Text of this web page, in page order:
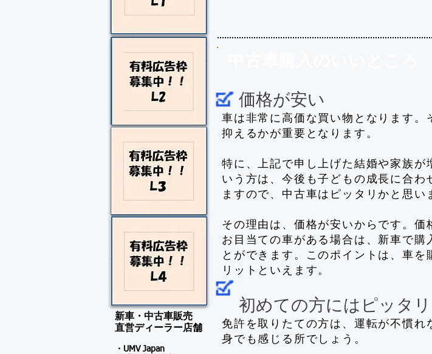
価格が安い
車は非常に高価な買い物となります。
抑えるかが重要となります。
特に、上記で申し上げた結婚や家族が
いう方は、今後も子どもの成長に合わ
ますので、中古車はピッタリかと思い
その理由は、価格が安いからです。価
お目当ての車がある場合は、新車で購
とができます。このポイントは、車を
リットといえます。
初めての方にはピッタリ
免許を取りたての方は、運転が不慣れ
身でも感じる所でしょう。
新車・中古車販売
​直営ディーラー店舗
・UMV Japan